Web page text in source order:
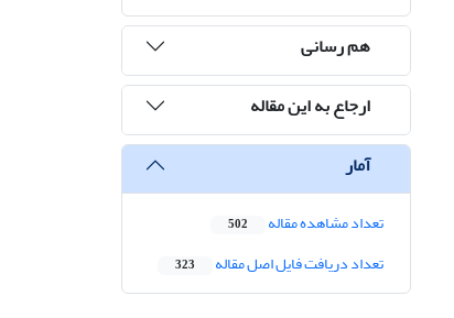
هم رسانی
ارجاع به این مقاله
آمار
تعداد مشاهده مقاله 502
تعداد دریافت فایل اصل مقاله 323